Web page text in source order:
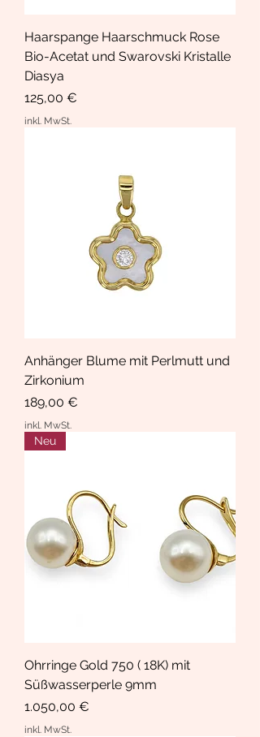
Haarspange Haarschmuck Rose
Bio-Acetat und Swarovski Kristalle
Diasya
Preis
125,00 €
inkl. MwSt.
Anhänger Blume mit Perlmutt und
Zirkonium
Preis
189,00 €
inkl. MwSt.
Neu
Ohrringe Gold 750 ( 18K) mit
Süßwasserperle 9mm
Preis
1.050,00 €
inkl. MwSt.